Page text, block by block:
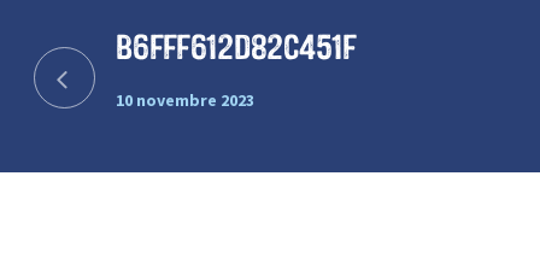
b6fff612d82c451f
10 novembre 2023